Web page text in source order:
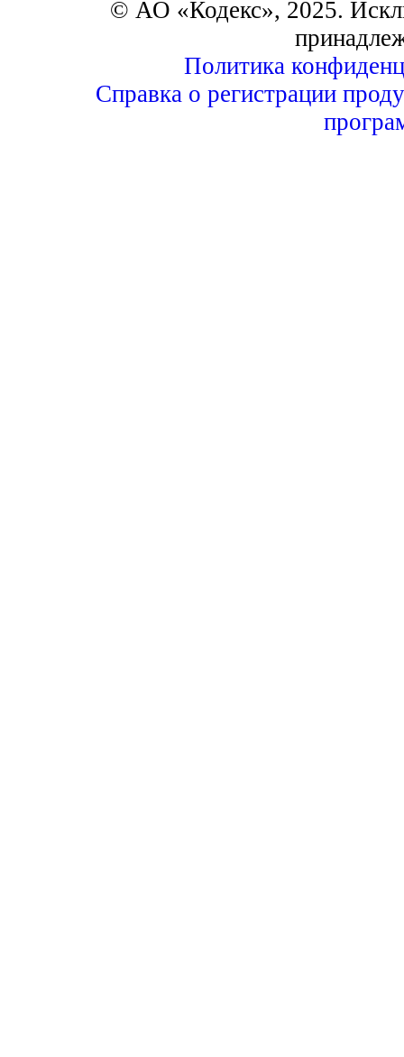
© АО «Кодекс», 2025.
Политика
Справка о регистрации